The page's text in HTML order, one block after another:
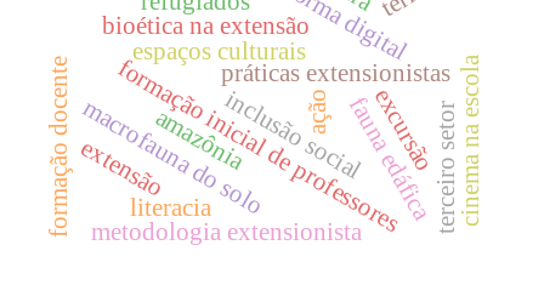
espaços culturais
formação inicial de professores
práticas extensionistas
amazônia
macrofauna do solo fauna edáfica cinema na escola
formação docente terceiro setor
metodologia extensionista
bioética na extensão
inclusão social
literacia
ação
extensão excursão